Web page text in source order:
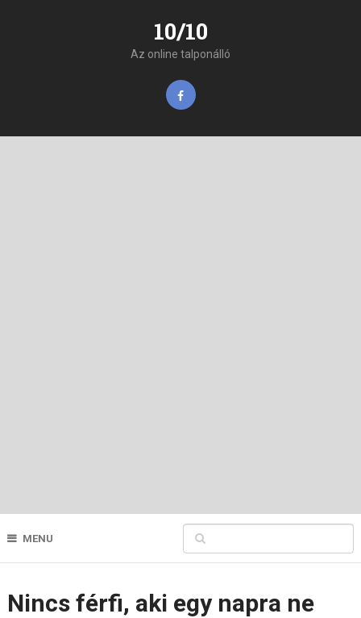
10/10
Az online talponálló
MENU
Nincs férfi, aki egy napra ne